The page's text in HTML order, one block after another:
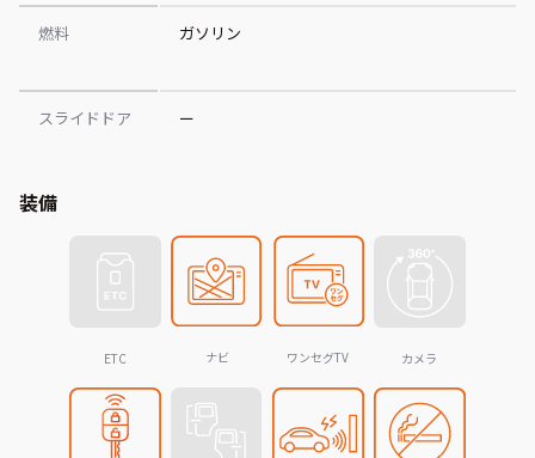
燃料 ガソリン
スライドドア ー
装備
ETC ナビ ワンセグTV カメラ